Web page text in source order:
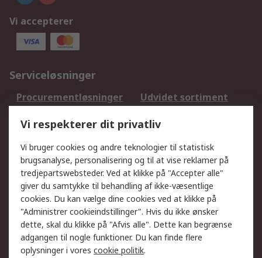
Vi accepterer
Serviceløsninger
Procurementløsninger
Udvidet sortiment
DesignSpark
Teknisk Support
Dit lokale salgsteam
Eksportløsninger
Support
Få hjælp
Returnering
Levering
Spor min ordre
Fakturakopi
Betalingsmuligheder
Fordele med Mit RS
Okdo
Vi respekterer dit privatliv
Vi bruger cookies og andre teknologier til statistisk
brugsanalyse, personalisering og til at vise reklamer på
tredjepartswebsteder. Ved at klikke på "Accepter alle"
giver du samtykke til behandling af ikke-væsentlige
cookies. Du kan vælge dine cookies ved at klikke på
"Administrer cookieindstillinger". Hvis du ikke ønsker
dette, skal du klikke på "Afvis alle". Dette kan begrænse
adgangen til nogle funktioner. Du kan finde flere
oplysninger i vores cookie politik.